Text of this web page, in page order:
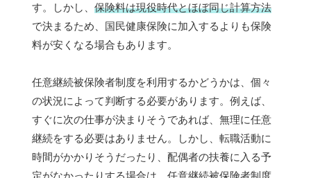
す。しかし、 保険料は現役時代とほぼ同じ計算方法
で決まるため、国民健康保険に加入するよりも保険
料が安くなる場合もあります。
任意継続被保険者制度を利用するかどうかは、個々
の状況によって判断する必要があります。例えば、
すぐに次の仕事が決まりそうであれば、無理に任意
継続をする必要はありません。しかし、転職活動に
時間がかかりそうだったり、配偶者の扶養に入る予
定がなかったりする場合は、任意継続被保険者制度